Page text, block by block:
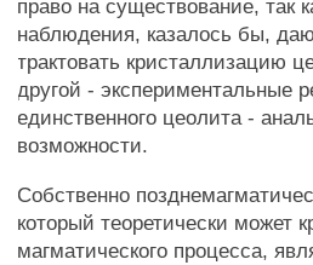
право на существование, так
наблюдения, казалось бы,
трактовать кристаллизацию
другой - экспериментальные
единственного цеолита -
возможности.
Собственно
который теоретически может
магматического процесса,